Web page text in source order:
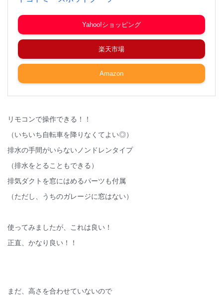
Yahoo!ショッピング
楽天市場
Amazon
リモコンで操作できる！！
（いちいち自転車を降りなくてよい◎）
排水の手間がいらないノンドレンタイプ
（排水をとることもできる）
排気ダクトを窓にはめるパーツも付属
（ただし、うちのガレージに窓はない）
使ってみましたが、これは良い！
正直、かなり良い！！
まだ、高さを合わせていないので